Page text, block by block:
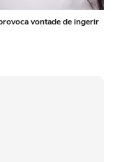
vontade de ingerir